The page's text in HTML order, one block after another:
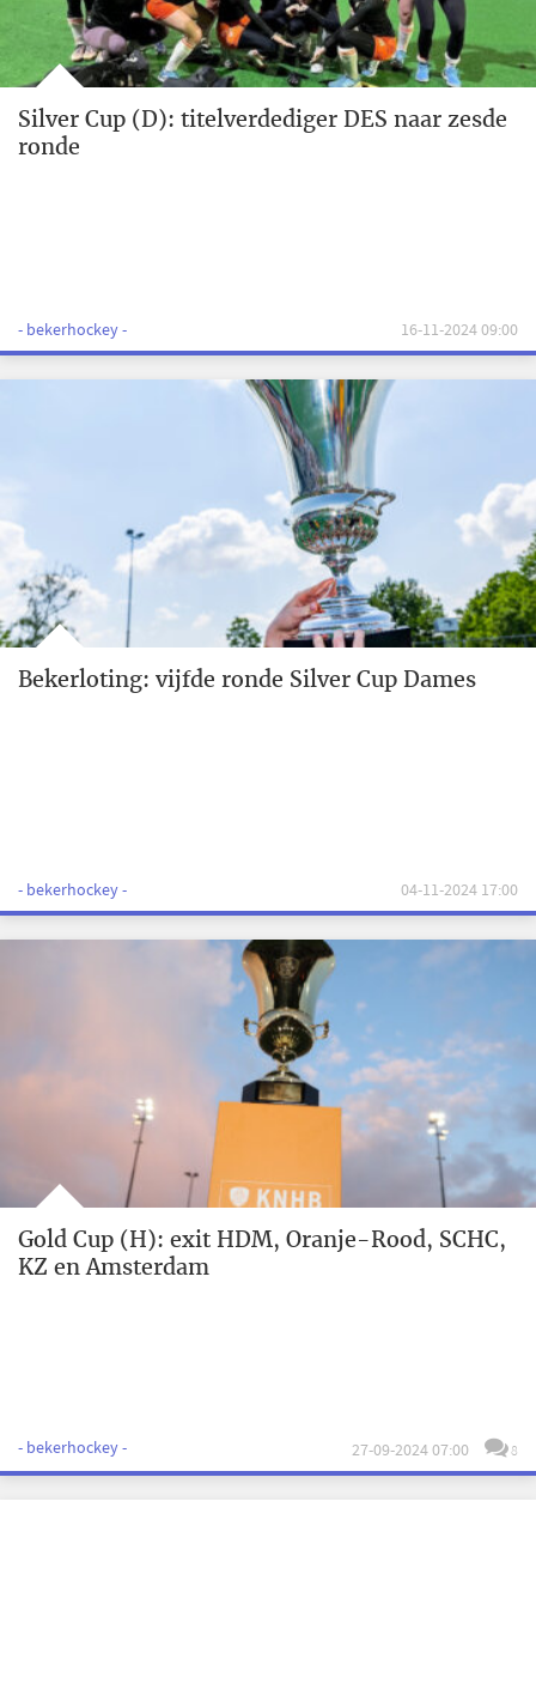
Silver Cup (D): titelverdediger DES naar zesde
ronde
- bekerhockey - 16-11-2024 09:00
Bekerloting: vijfde ronde Silver Cup Dames
- bekerhockey - 04-11-2024 17:00
Gold Cup (H): exit HDM, Oranje-Rood, SCHC,
KZ en Amsterdam
- bekerhockey - 27-09-2024 07:00 8